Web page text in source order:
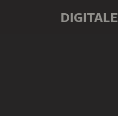
DIGITALE